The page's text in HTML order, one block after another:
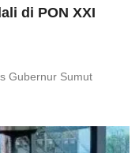
di PON XXI
Gubernur Sumut